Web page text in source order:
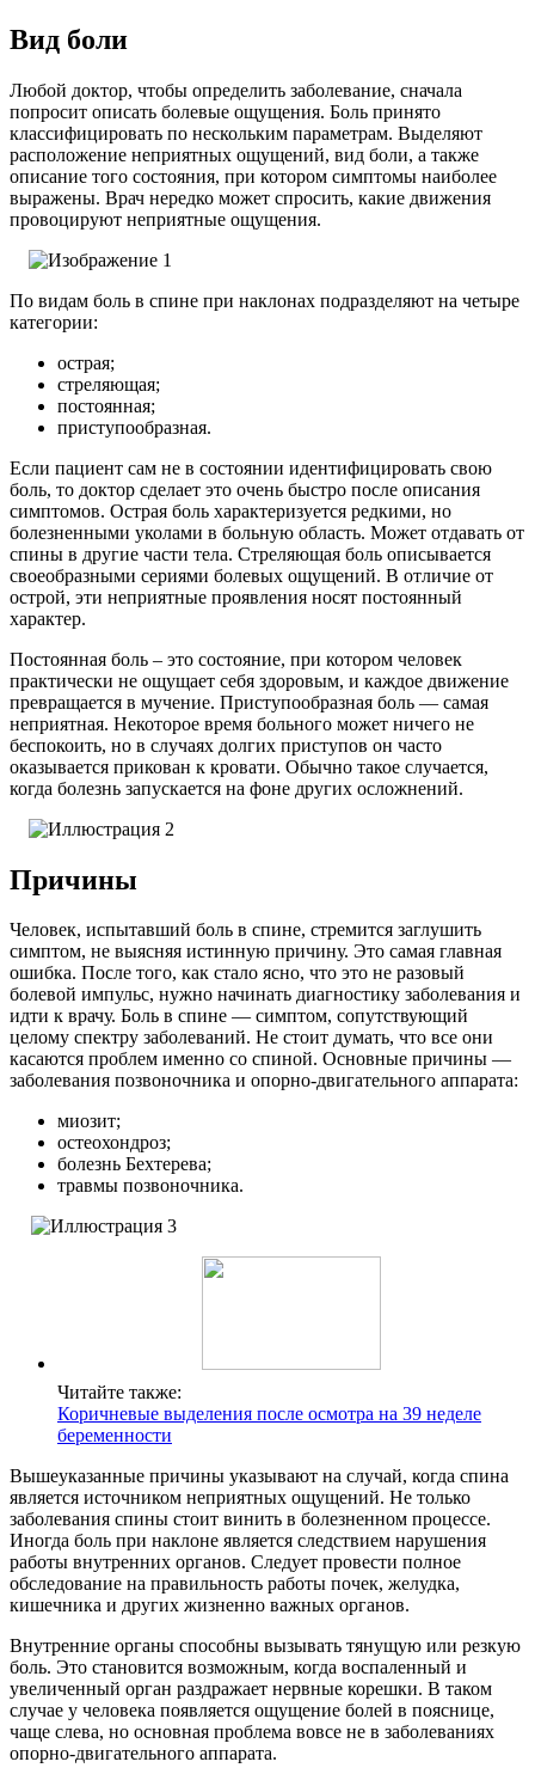
Вид боли
Любой доктор, чтобы определить заболевание, сначала
попросит описать болевые ощущения. Боль принято
классифицировать по нескольким параметрам. Выделяют
расположение неприятных ощущений, вид боли, а также
описание того состояния, при котором симптомы наиболее
выражены. Врач нередко может спросить, какие движения
провоцируют неприятные ощущения.
По видам боль в спине при наклонах подразделяют на четыре
категории:
острая;
стреляющая;
постоянная;
приступообразная.
Если пациент сам не в состоянии идентифицировать свою
боль, то доктор сделает это очень быстро после описания
симптомов. Острая боль характеризуется редкими, но
болезненными уколами в больную область. Может отдавать от
спины в другие части тела. Стреляющая боль описывается
своеобразными сериями болевых ощущений. В отличие от
острой, эти неприятные проявления носят постоянный
характер.
Постоянная боль – это состояние, при котором человек
практически не ощущает себя здоровым, и каждое движение
превращается в мучение. Приступообразная боль — самая
неприятная. Некоторое время больного может ничего не
беспокоить, но в случаях долгих приступов он часто
оказывается прикован к кровати. Обычно такое случается,
когда болезнь запускается на фоне других осложнений.
Причины
Человек, испытавший боль в спине, стремится заглушить
симптом, не выясняя истинную причину. Это самая главная
ошибка. После того, как стало ясно, что это не разовый
болевой импульс, нужно начинать диагностику заболевания и
идти к врачу. Боль в спине — симптом, сопутствующий
целому спектру заболеваний. Не стоит думать, что все они
касаются проблем именно со спиной. Основные причины —
заболевания позвоночника и опорно-двигательного аппарата:
миозит;
остеохондроз;
болезнь Бехтерева;
травмы позвоночника.
Читайте также:
Коричневые выделения после осмотра на 39 неделе
беременности
Вышеуказанные причины указывают на случай, когда спина
является источником неприятных ощущений. Не только
заболевания спины стоит винить в болезненном процессе.
Иногда боль при наклоне является следствием нарушения
работы внутренних органов. Следует провести полное
обследование на правильность работы почек, желудка,
кишечника и других жизненно важных органов.
Внутренние органы способны вызывать тянущую или резкую
боль. Это становится возможным, когда воспаленный и
увеличенный орган раздражает нервные корешки. В таком
случае у человека появляется ощущение болей в пояснице,
чаще слева, но основная проблема вовсе не в заболеваниях
опорно-двигательного аппарата.